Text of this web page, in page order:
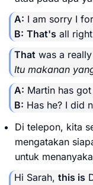
A: I am sorry I
B: That's all
That was a
Itu makanan
A: Martin has
B: Has he? I did
Di telepon, kita
mengatakan
untuk
Hi Sarah, this is